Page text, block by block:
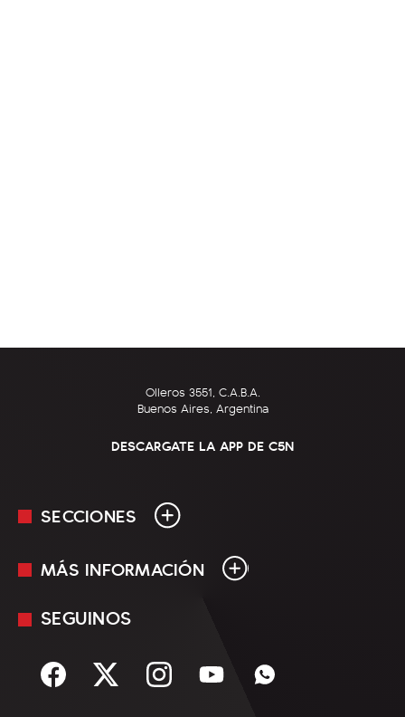
Olleros 3551, C.A.B.A.
Buenos Aires, Argentina
DESCARGATE LA APP DE C5N
SECCIONES
En Vivo
Sociedad
MÁS INFORMACIÓN
Mediakit
Términos y condiciones
SEGUINOS